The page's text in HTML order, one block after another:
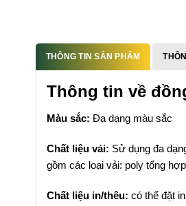
THÔNG TIN SẢN PHẨM
Thông tin về
Màu sắc: Đa dạng màu sắc
Chất liệu vải: Sử dụng đa
gồm các loại vải: poly tổng
Chất liệu in/thêu: có thể đặt